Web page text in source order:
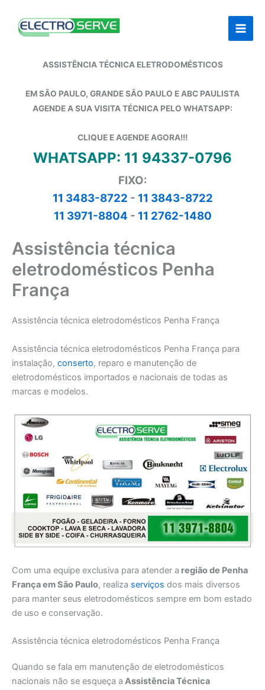
ASSISTÊNCIA TÉCNICA ELETRODOMÉSTICOS
EM SÃO PAULO, GRANDE SÃO PAULO E ABC PAULISTA
AGENDE A SUA VISITA TÉCNICA PELO WHATSAPP:
CLIQUE E AGENDE AGORA!!!
WHATSAPP: 11 94337-0796
FIXO:
11 3483-8722 - 11 3843-8722
11 3971-8804 - 11 2762-1480
Assistência técnica
eletrodomésticos Penha
França
Assistência técnica eletrodomésticos Penha França
Assistência técnica eletrodomésticos Penha França para
instalação, conserto, reparo e manutenção de
eletrodomésticos importados e nacionais de todas as
marcas e modelos.
Com uma equipe exclusiva para atender a região de Penha
França em São Paulo, realiza serviços dos mais diversos
para manter seus eletrodomésticos sempre em bom estado
de uso e conservação.
Assistência técnica eletrodomésticos Penha França
Quando se fala em manutenção de eletrodomésticos
nacionais não se esqueça a Assistência Técnica